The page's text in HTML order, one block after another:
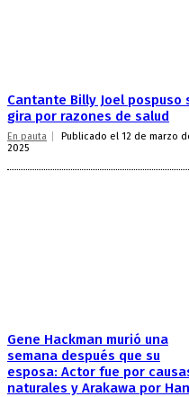
Cantante Billy Joel pospuso
gira por razones de salud
En pauta
Publicado el 12 de marzo
2025
Gene Hackman murió una
semana después que su
esposa: Actor fue por
naturales y Arakawa por